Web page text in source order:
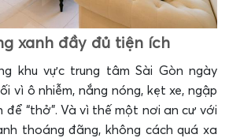
xanh đầy đủ tiện ích
khu vực trung tâm Sài Gòn ngày
vì ô nhiễm, nắng nóng, kẹt xe, ngập
để “thở”. Và vì thế một nơi an cư với
thoáng đãng, không cách quá xa